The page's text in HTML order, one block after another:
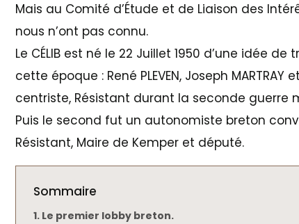
Mais au Comité d’Étude et de Liaison des
nous n’ont pas connu.
Le CÉLIB est né le 22 Juillet 1950 d’une idée
cette époque : René PLEVEN, Joseph MARTRAY
centriste, Résistant durant la seconde guerre
Puis le second fut un autonomiste breton
Résistant, Maire de Kemper et député.
Sommaire
Le premier lobby breton.